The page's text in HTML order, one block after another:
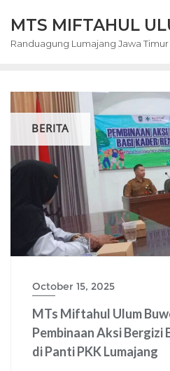
content
MTS MIFTAHUL
Randuagung Lumajang Jawa Timur
BERITA
October 15, 2025
MTs Miftahul Ulum
Pembinaan Aksi Bergizi
di Panti PKK Lumajang